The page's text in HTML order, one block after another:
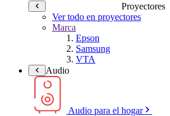
Proyectores
Ver todo en proyectores
Marca
Epson
Samsung
VTA
Audio
Audio para el hogar